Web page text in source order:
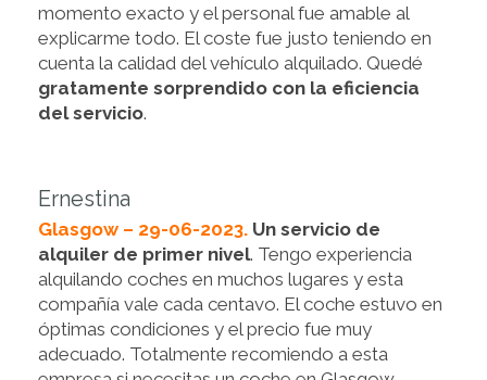
momento exacto y el personal fue amable al
explicarme todo. El coste fue justo teniendo en
cuenta la calidad del vehículo alquilado. Quedé
gratamente sorprendido con la eficiencia
del servicio.
Ernestina
Glasgow – 29-06-2023. Un servicio de
alquiler de primer nivel. Tengo experiencia
alquilando coches en muchos lugares y esta
compañía vale cada centavo. El coche estuvo en
óptimas condiciones y el precio fue muy
adecuado. Totalmente recomiendo a esta